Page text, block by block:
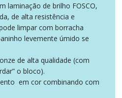
laminação de brilho FOSCO,
de alta resistência e
limpar com borracha
levemente úmido se
de alta qualidade (com
o bloco).
em cor combinando com